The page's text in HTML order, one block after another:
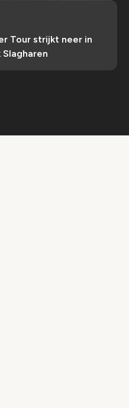
Tour strijkt neer in